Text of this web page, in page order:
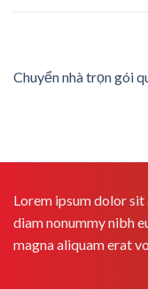
Chuyển nhà trọn gói
Lorem ipsum dolor
diam nonummy nibh
magna aliquam erat